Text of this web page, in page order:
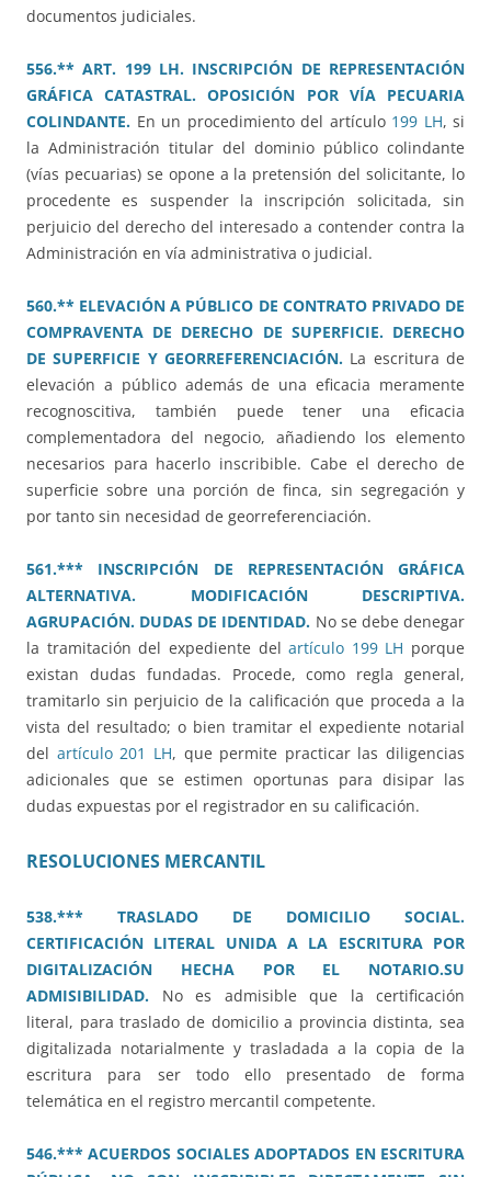
documentos judiciales.
556.** ART. 199 LH. INSCRIPCIÓN DE REPRESENTACIÓN
GRÁFICA CATASTRAL. OPOSICIÓN POR VÍA PECUARIA
COLINDANTE. En un procedimiento del artículo 199 LH, si
la Administración titular del dominio público colindante
(vías pecuarias) se opone a la pretensión del solicitante, lo
procedente es suspender la inscripción solicitada, sin
perjuicio del derecho del interesado a contender contra la
Administración en vía administrativa o judicial.
560.** ELEVACIÓN A PÚBLICO DE CONTRATO PRIVADO DE
COMPRAVENTA DE DERECHO DE SUPERFICIE. DERECHO
DE SUPERFICIE Y GEORREFERENCIACIÓN. La escritura de
elevación a público además de una eficacia meramente
recognoscitiva, también puede tener una eficacia
complementadora del negocio, añadiendo los elemento
necesarios para hacerlo inscribible. Cabe el derecho de
superficie sobre una porción de finca, sin segregación y
por tanto sin necesidad de georreferenciación.
561.*** INSCRIPCIÓN DE REPRESENTACIÓN GRÁFICA
ALTERNATIVA. MODIFICACIÓN DESCRIPTIVA.
AGRUPACIÓN. DUDAS DE IDENTIDAD. No se debe denegar
la tramitación del expediente delartículo 199 LH porque
existan dudas fundadas. Procede, como regla general,
tramitarlo sin perjuicio de la calificación que proceda a la
vista del resultado; o bien tramitar el expediente notarial
del artículo 201 LH, que permite practicar las diligencias
adicionales que se estimen oportunas para disipar las
dudas expuestas por el registrador en su calificación.
RESOLUCIONES MERCANTIL
538.*** TRASLADO DE DOMICILIO SOCIAL.
CERTIFICACIÓN LITERAL UNIDA A LA ESCRITURA POR
DIGITALIZACIÓN HECHA POR EL NOTARIO.SU
ADMISIBILIDAD. No es admisible que la certificación
literal, para traslado de domicilio a provincia distinta, sea
digitalizada notarialmente y trasladada a la copia de la
escritura para ser todo ello presentado de forma
telemática en el registro mercantil competente.
546.*** ACUERDOS SOCIALES ADOPTADOS EN ESCRITURA